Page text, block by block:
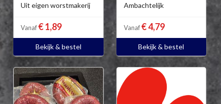
Uit eigen worstmakerij
Vanaf € 1,89
Bekijk & bestel
Ambachtelijk
Vanaf € 4,79
Bekijk & bestel